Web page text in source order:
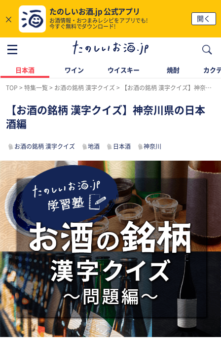
×
たのしいお酒.jp 公式アプリ
お酒情報・おつまみレシピをアプリでも!
今すぐ無料でダウンロード!
開く
日本酒 ワイン ウイスキー 焼酎 カク
TOP 特集一覧 お酒の銘柄 漢字クイズ 【お酒の銘柄 漢字クイズ】神奈川県の日本酒編
【お酒の銘柄 漢字クイズ】神奈川県の日本
酒編
お酒の銘柄 漢字クイズ 地酒 日本酒 神奈川